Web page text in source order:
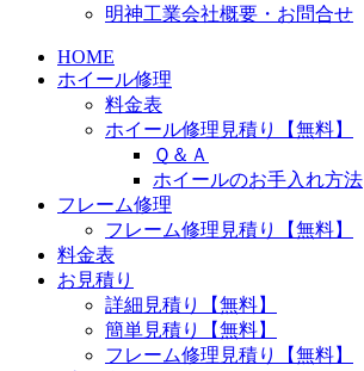
明神工業会社概要・お問合せ
HOME
ホイール修理
料金表
ホイール修理見積り【無料】
Ｑ＆Ａ
ホイールのお手入れ方法
フレーム修理
フレーム修理見積り【無料】
料金表
お見積り
詳細見積り【無料】
簡単見積り【無料】
フレーム修理見積り【無料】